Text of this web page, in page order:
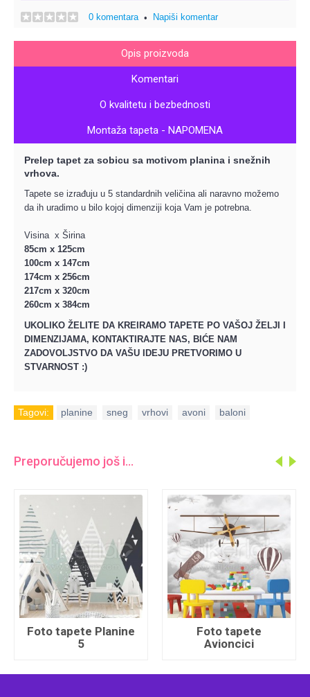
0 komentara• Napiši komentar
Opis proizvoda
Komentari
O kvalitetu i bezbednosti
Montaža tapeta - NAPOMENA
Prelep tapet za sobicu sa motivom planina i snežnih
vrhova.
Tapete se izrađuju u 5 standardnih veličina ali naravno možemo
da ih uradimo u bilo kojoj dimenziji koja Vam je potrebna.
Visina x Širina
85cm x 125cm
100cm x 147cm
174cm x 256cm
217cm x 320cm
260cm x 384cm
UKOLIKO ŽELITE DA KREIRAMO TAPETE PO VAŠOJ ŽELJI I
DIMENZIJAMA, KONTAKTIRAJTE NAS, BIĆE NAM
ZADOVOLJSTVO DA VAŠU IDEJU PRETVORIMO U
STVARNOST :)
Tagovi: planine sneg vrhovi avoni baloni
Preporučujemo još i...
Foto tapete Planine
5
Foto tapete
Avioncici